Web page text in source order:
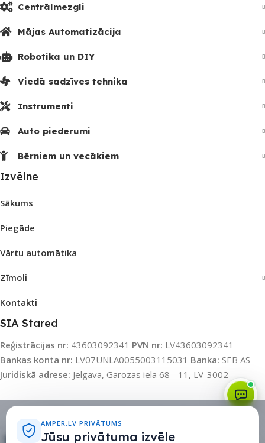
Centrālmezgli
Mājas Automatizācija
Robotika un DIY
Viedā sadzīves tehnika
Instrumenti
Auto piederumi
Bērniem un vecākiem
Izvēlne
Sākums
Piegāde
Vārtu automātika
Zīmoli
Kontakti
SIA Stared
Reģistrācijas nr: 43603092341 PVN nr: LV43603092341
Bankas konta nr: LV07UNLA0055003115031 Banka: SEB AS
Juridiskā adrese: Jelgava, Garozas iela 68 - 11, LV-3002
AMPER.LV PRIVĀTUMS
Jūsu privātuma izvēle